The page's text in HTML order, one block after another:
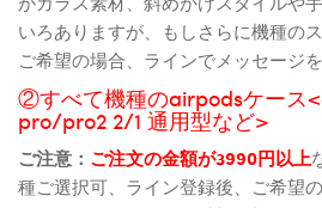
いろありますが、もしさらに機種の
ご希望の場合、ラインでメッセージ
②すべて機種のairpodsケース
pro/pro2 2/1 通用型など>
ご注意： ご注文の金額が3990円以上
種ご選択可、ライン登録後、ご希望